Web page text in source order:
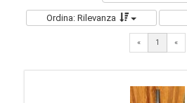
Ordina: Rilevanza
« 1 «